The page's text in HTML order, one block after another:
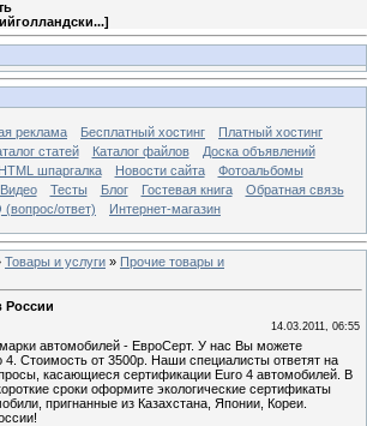
]
реклама Бесплатный хостинг
Платный хостинг
статей Каталог файлов
Доска объявлений
HTML шпаргалка Новости сайта
Фотоальбомы
Видео Тесты Блог Гостевая книга
Обратная связь
(вопрос/ответ)
Интернет-магазин
Товары и услуги » Прочие товары и
России
14.03.2011, 06:55
автомобилей - ЕвроСерт. У нас Вы можете
4. Стоимость от 3500р. Наши специалисты ответят на
касающиеся сертификации Euro 4 автомобилей. В
сроки оформите экологические сертификаты
пригнанные из Казахстана, Японии, Кореи.